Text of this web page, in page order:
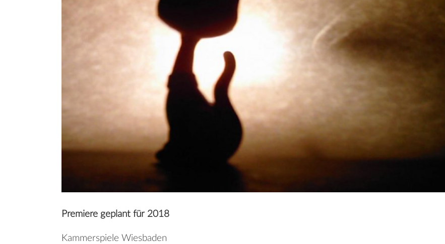
Premiere geplant für 2018
Kammerspiele Wiesbaden